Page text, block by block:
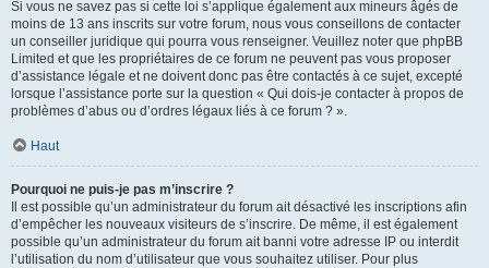
Si vous ne savez pas si cette loi s’applique également aux mineurs âgés de
moins de 13 ans inscrits sur votre forum, nous vous conseillons de contacter
un conseiller juridique qui pourra vous renseigner. Veuillez noter que phpBB
Limited et que les propriétaires de ce forum ne peuvent pas vous proposer
d’assistance légale et ne doivent donc pas être contactés à ce sujet, excepté
lorsque l’assistance porte sur la question « Qui dois-je contacter à propos de
problèmes d’abus ou d’ordres légaux liés à ce forum ? ».
Haut
Pourquoi ne puis-je pas m’inscrire ?
Il est possible qu’un administrateur du forum ait désactivé les inscriptions afin
d’empêcher les nouveaux visiteurs de s’inscrire. De même, il est également
possible qu’un administrateur du forum ait banni votre adresse IP ou interdit
l’utilisation du nom d’utilisateur que vous souhaitez utiliser. Pour plus